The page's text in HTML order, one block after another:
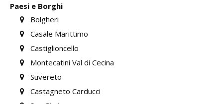
Paesi e Borghi
Bolgheri
Casale Marittimo
Castiglioncello
Montecatini Val di Cecina
Suvereto
Castagneto Carducci